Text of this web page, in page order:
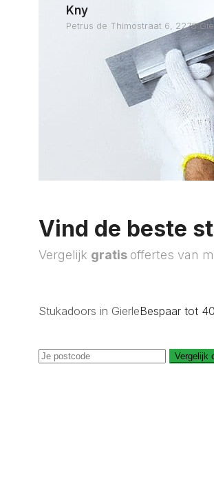
Kny
Petrus de Thimostraat 6, 2275
Vind de beste
Vergelijk gratis offertes van
Stukadoors in GierleBespaar tot
Vergelijk